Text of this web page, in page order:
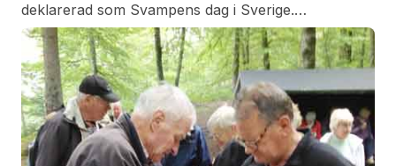
deklarerad som Svampens dag i Sverige.
Snapphanebygdens Mykologiska förening hade
kallat till svamputfärd söndagen 2 september. Flera
liknade föreningar hade ställt in sina
svampexkursioner eftersom man ansåg att det var
för dåligt med svamp i skogarna men så inte denna
svampförening.